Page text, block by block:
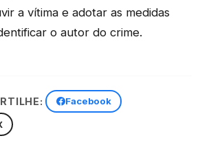
a vítima e adotar as medidas
o autor do crime.
Facebook